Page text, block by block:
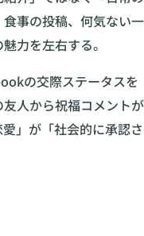
事の投稿、何気ない一
力を左右する。
の交際ステータスを
友人から祝福コメントが
」が「社会的に承認さ